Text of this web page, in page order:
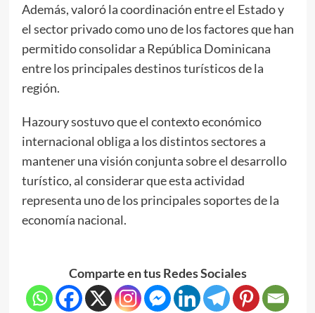
Además, valoró la coordinación entre el Estado y
el sector privado como uno de los factores que han
permitido consolidar a República Dominicana
entre los principales destinos turísticos de la
región.
Hazoury sostuvo que el contexto económico
internacional obliga a los distintos sectores a
mantener una visión conjunta sobre el desarrollo
turístico, al considerar que esta actividad
representa uno de los principales soportes de la
economía nacional.
Comparte en tus Redes Sociales